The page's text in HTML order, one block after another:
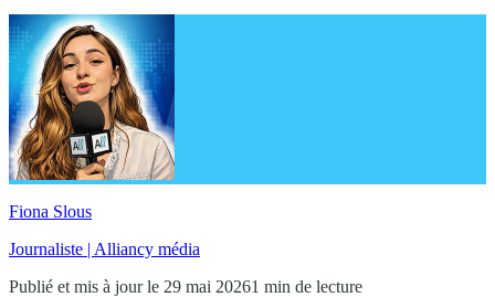
Fiona Slous
Journaliste | Alliancy média
Publié et mis à jour le 29 mai 20261 min de lecture